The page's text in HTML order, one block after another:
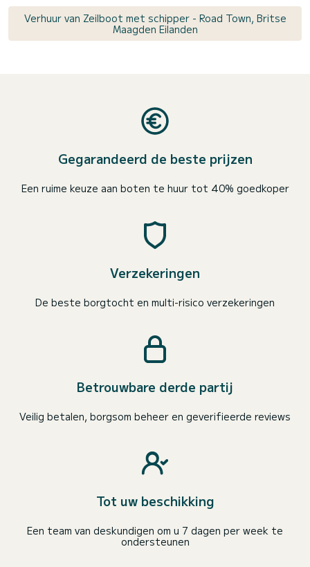
Verhuur van Zeilboot met schipper - Road Town, Britse
Maagden Eilanden
Gegarandeerd de beste prijzen
Een ruime keuze aan boten te huur tot 40% goedkoper
Verzekeringen
De beste borgtocht en multi-risico verzekeringen
Betrouwbare derde partij
Veilig betalen, borgsom beheer en geverifieerde reviews
Tot uw beschikking
Een team van deskundigen om u 7 dagen per week te
ondersteunen